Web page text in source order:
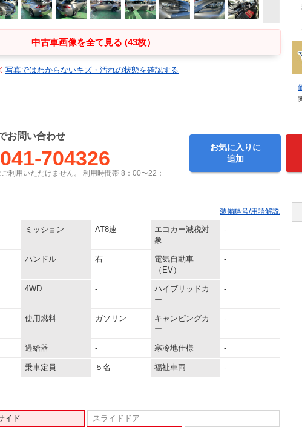
中古車画像を全て見る (43枚）
写真ではわからないキズ・汚れの状態を確認する
お問い合わせ
704326
利用いただけません。 利用時間帯 8：00〜22：
お気に入りに
追加
装備略号/用語解説
ミッション AT8速
エコカー減税対
象
-
ハンドル 右
電気自動車
（EV）
-
4WD -
ハイブリッドカ
ー
-
使用燃料 ガソリン
キャンピングカ
ー
-
過給器 - 寒冷地仕様 -
乗車定員 ５名 福祉車両 -
イド
スライドドア